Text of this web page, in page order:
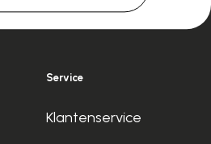
Service
Klantenservice